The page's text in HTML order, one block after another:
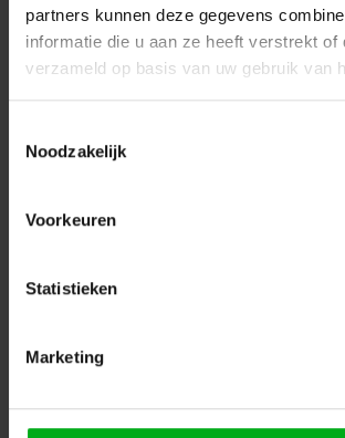
partners kunnen deze gegevens
informatie die u aan ze heeft verstrekt of
verzameld op basis van uw gebruik van
Noodzakelijk
Voorkeuren
Statistieken
Marketing
SPX | SYCLOSPOT LP35 led spot |
Vermogen: 29W
Dé specialist podiumtechniek; van schets naar
Kleine Tocht 32 1507 CA
Zaandam
+ 31 85 40